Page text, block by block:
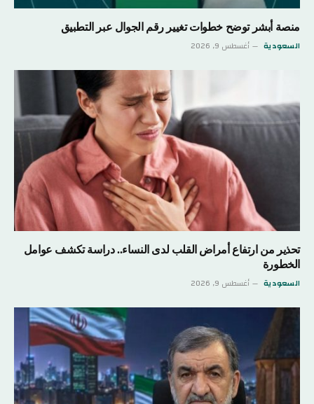
منصة أبشر توضح خطوات تغيير رقم الجوال عبر التطبيق
السعودية أغسطس 9, 2026
تحذير من ارتفاع أمراض القلب لدى النساء.. دراسة تكشف عوامل
الخطورة
السعودية أغسطس 9, 2026